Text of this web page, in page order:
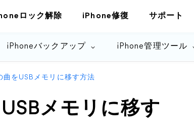
ロック解除 iPhone修復 サポート
iPhoneバックアップ iPhone管理ツール
曲をUSBメモリに移す方法
メモリに移す